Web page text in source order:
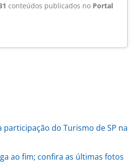
conteúdos publicados no Portal
participação do Turismo de SP na
ao fim; confira as últimas fotos